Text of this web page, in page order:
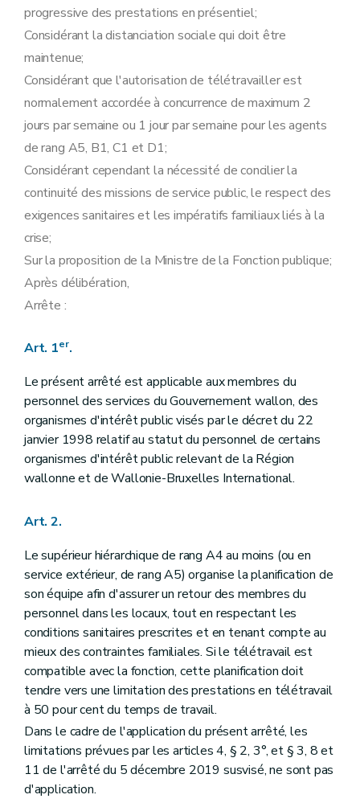
progressive des prestations en présentiel;
Considérant la distanciation sociale qui doit être
maintenue;
Considérant que l'autorisation de télétravailler est
normalement accordée à concurrence de maximum 2
jours par semaine ou 1 jour par semaine pour les agents
de rang A5, B1, C1 et D1;
Considérant cependant la nécessité de concilier la
continuité des missions de service public, le respect des
exigences sanitaires et les impératifs familiaux liés à la
crise;
Sur la proposition de la Ministre de la Fonction publique;
Après délibération,
Arrête :
Art. 1er.
Le présent arrêté est applicable aux membres du
personnel des services du Gouvernement wallon, des
organismes d'intérêt public visés par le décret du 22
janvier 1998 relatif au statut du personnel de certains
organismes d'intérêt public relevant de la Région
wallonne et de Wallonie-Bruxelles International.
Art. 2.
Le supérieur hiérarchique de rang A4 au moins (ou en
service extérieur, de rang A5) organise la planification de
son équipe afin d'assurer un retour des membres du
personnel dans les locaux, tout en respectant les
conditions sanitaires prescrites et en tenant compte au
mieux des contraintes familiales. Si le télétravail est
compatible avec la fonction, cette planification doit
tendre vers une limitation des prestations en télétravail
à 50 pour cent du temps de travail.
Dans le cadre de l'application du présent arrêté, les
limitations prévues par les articles 4, § 2, 3°, et § 3, 8 et
11 de l'arrêté du 5 décembre 2019 susvisé, ne sont pas
d'application.